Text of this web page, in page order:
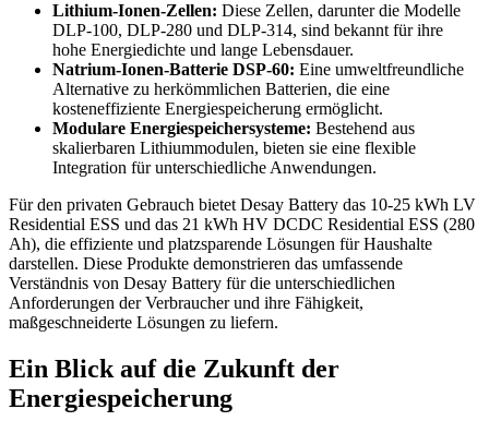
Lithium-Ionen-Zellen: Diese Zellen, darunter die Modelle
DLP-100, DLP-280 und DLP-314, sind bekannt für ihre
hohe Energiedichte und lange Lebensdauer.
Natrium-Ionen-Batterie DSP-60: Eine umweltfreundliche
Alternative zu herkömmlichen Batterien, die eine
kosteneffiziente Energiespeicherung ermöglicht.
Modulare Energiespeichersysteme: Bestehend aus
skalierbaren Lithiummodulen, bieten sie eine flexible
Integration für unterschiedliche Anwendungen.
Für den privaten Gebrauch bietet Desay Battery das 10-25 kWh LV
Residential ESS und das 21 kWh HV DCDC Residential ESS (280
Ah), die effiziente und platzsparende Lösungen für Haushalte
darstellen. Diese Produkte demonstrieren das umfassende
Verständnis von Desay Battery für die unterschiedlichen
Anforderungen der Verbraucher und ihre Fähigkeit,
maßgeschneiderte Lösungen zu liefern.
Ein Blick auf die Zukunft der
Energiespeicherung